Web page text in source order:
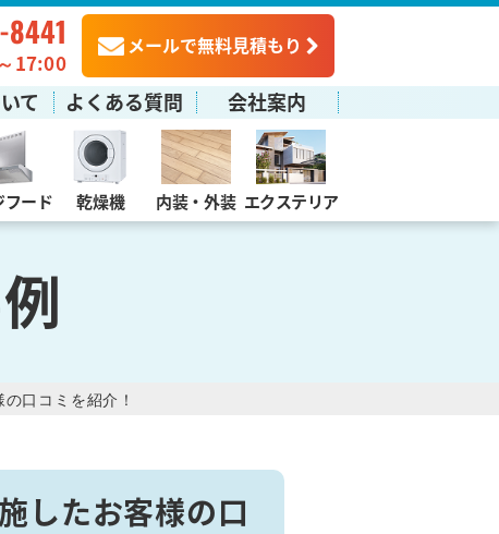
17:00
メールで無料見積もり
て よくある質問 会社案内
フード 乾燥機 内装・外装 エクステリア
口コミを紹介！
したお客様の口